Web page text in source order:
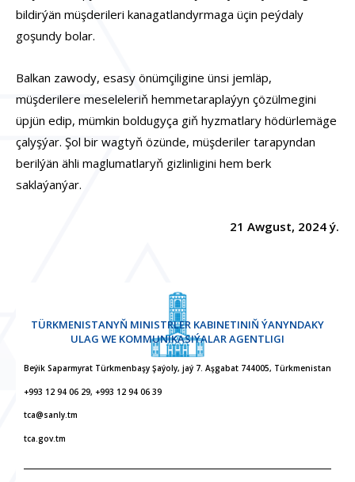
bildirýän müşderileri kanagatlandyrmaga üçin peýdaly
goşundy bolar.
Balkan zawody, esasy önümçiligine ünsi jemläp,
müşderilere meseleleriň hemmetaraplaýyn çözülmegini
üpjün edip, mümkin boldugyça giň hyzmatlary hödürlemäge
çalyşýar. Şol bir wagtyň özünde, müşderiler tarapyndan
berilýän ähli maglumatlaryň gizlinligini hem berk
saklaýanýar.
21 Awgust, 2024 ý.
TÜRKMENISTANYŇ MINISTRLER KABINETINIŇ ÝANYNDAKY
ULAG WE KOMMUNIKASIÝALAR AGENTLIGI
Beýik Saparmyrat Türkmenbaşy Şaýoly, jaý 7. Aşgabat 744005, Türkmenistan
+993 12 94 06 29, +993 12 94 06 39
tca@sanly.tm
tca.gov.tm